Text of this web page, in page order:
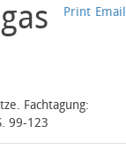
Email
Print
Fachtagung:
99-123